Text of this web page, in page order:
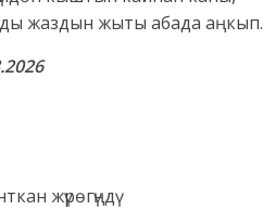
жаздын жыты абада аңкып.
жүрөгүңдү